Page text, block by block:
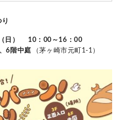
日）
10：00～16：00
6階中庭
（茅ヶ崎市元町1-1）